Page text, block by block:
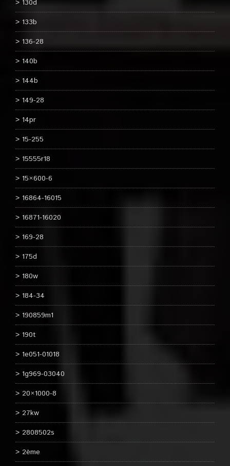
130d
133b
136-28
140b
144b
149-28
14pr
15-255
15555r18
15×600-6
16864-16015
16871-16020
169-28
175d
180w
184-34
190859m1
190t
1e051-01018
1g969-03040
20×1000-8
27kw
2808502s
2ème